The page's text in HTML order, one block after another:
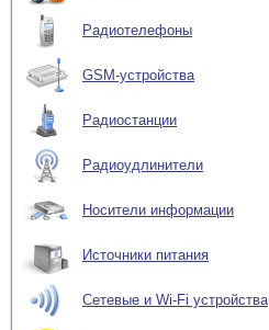
Радиотелефоны
GSM-устройства
Радиостанции
Радиоудлинители
Носители информации
Источники питания
Сетевые и Wi-Fi устройства